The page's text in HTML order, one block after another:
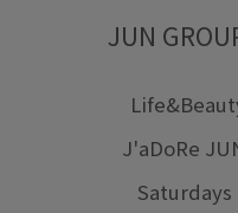
JUN
J'aDoRe
Saturdays